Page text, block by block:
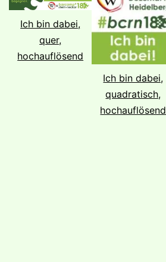
Ich bin dabei,
quer,
hochauflösend
Ich bin dabei,
quadratisch,
hochauflösend